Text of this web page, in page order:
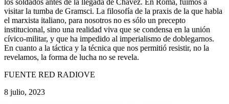
visitar la tumba de Gramsci. La filosofía de la praxis de la que habla
el marxista italiano, para nosotros no es sólo un precepto
institucional, sino una realidad viva que se condensa en la unión
cívico-militar, y que ha impedido al imperialismo de doblegarnos.
En cuanto a la táctica y la técnica que nos permitió resistir, no la
revelamos, la forma de lucha no se revela.
FUENTE RED RADIOVE
8 julio, 2023